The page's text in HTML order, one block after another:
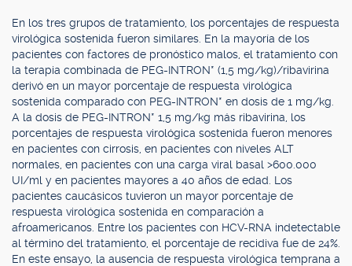
En los tres grupos de tratamiento, los porcentajes de respuesta
virológica sostenida fueron similares. En la mayoría de los
pacientes con factores de pronóstico malos, el tratamiento con
la terapia combinada de PEG-INTRON* (1,5 mg/kg)/ribavirina
derivó en un mayor porcentaje de respuesta virológica
sostenida comparado con PEG-INTRON* en dosis de 1 mg/kg.
A la dosis de PEG-INTRON* 1,5 mg/kg más ribavirina, los
porcentajes de respuesta virológica sostenida fueron menores
en pacientes con cirrosis, en pacientes con niveles ALT
normales, en pacientes con una carga viral basal >600.000
UI/ml y en pacientes mayores a 40 años de edad. Los
pacientes caucásicos tuvieron un mayor porcentaje de
respuesta virológica sostenida en comparación a
afroamericanos. Entre los pacientes con HCV-RNA indetectable
al término del tratamiento, el porcentaje de recidiva fue de 24%.
En este ensayo, la ausencia de respuesta virológica temprana a